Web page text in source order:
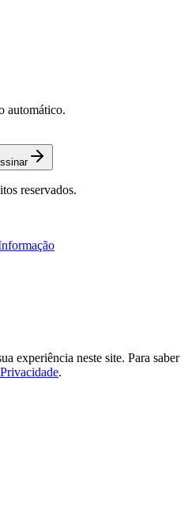
automático.
reservados.
experiência neste site. Para saber
.